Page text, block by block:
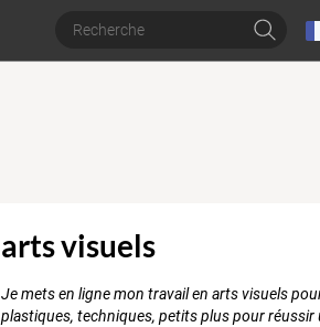
arts visuels
Je mets en ligne mon travail en arts visuels
plastiques, techniques, petits plus pour réussir